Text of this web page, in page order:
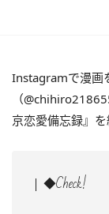
Instagramで漫画
（
京恋愛備忘録』を
◆Check!